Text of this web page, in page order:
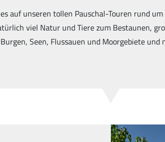
auf unseren tollen Pauschal-Touren rund
viel Natur und Tiere zum Bestaunen,
Seen, Flussauen und Moorgebiete und